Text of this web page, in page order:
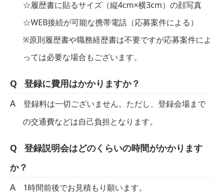
☆履歴書に貼るサイズ（縦4cm×横3cm）の顔写真
☆WEB接続が可能な携帯電話（応募案件による）
※原則履歴書や職務経歴書は不要ですが応募案件によ
っては必要な場合もございます。
登録に費用はかかりますか？
登録料は一切ございません。ただし、登録会場まで
の交通費などは自己負担となります。
登録説明会はどのくらいの時間がかかります
か？
1時間前後でお見積もり願います。